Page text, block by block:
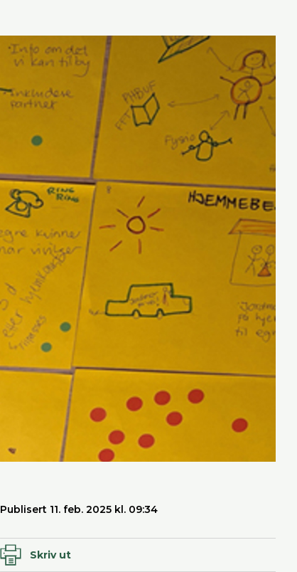
Publisert 11. feb. 2025 kl. 09:34
Skriv ut